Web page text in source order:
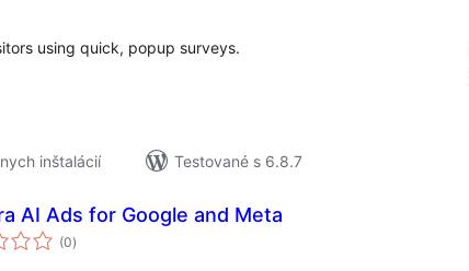
using quick, popup surveys.
inštalácií
Testované s 6.8.7
AI Ads for Google and Meta
(0celkové
hodnotenie
)